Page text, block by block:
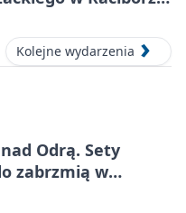
Kolejne wydarzenia
Odrą. Sety
zabrzmią w